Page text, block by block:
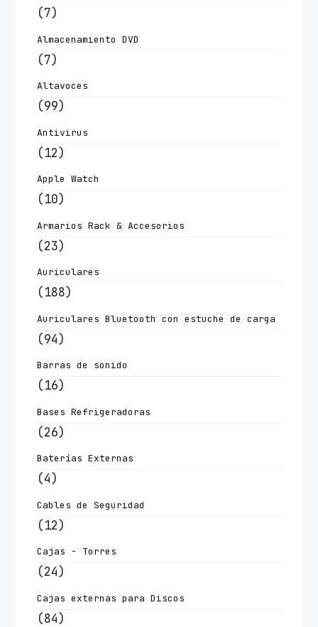
(7)
Almacenamiento DVD
(7)
Altavoces
(99)
Antivirus
(12)
Apple Watch
(10)
Armarios Rack & Accesorios
(23)
Auriculares
(188)
Auriculares Bluetooth con estuche de carga
(94)
Barras de sonido
(16)
Bases Refrigeradoras
(26)
Baterías Externas
(4)
Cables de Seguridad
(12)
Cajas - Torres
(24)
Cajas externas para Discos
(84)